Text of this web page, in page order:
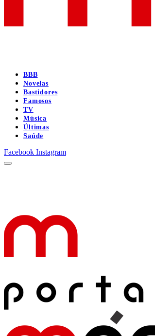
BBB
Novelas
Bastidores
Famosos
TV
Música
Últimas
Saúde
Facebook Instagram